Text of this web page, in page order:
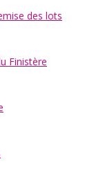
des lots
Finistère